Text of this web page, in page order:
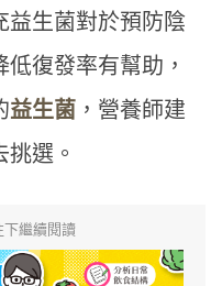
益生菌對於預防陰
復發率有幫助，
益生菌 ，營養師建
選。
繼續閱讀